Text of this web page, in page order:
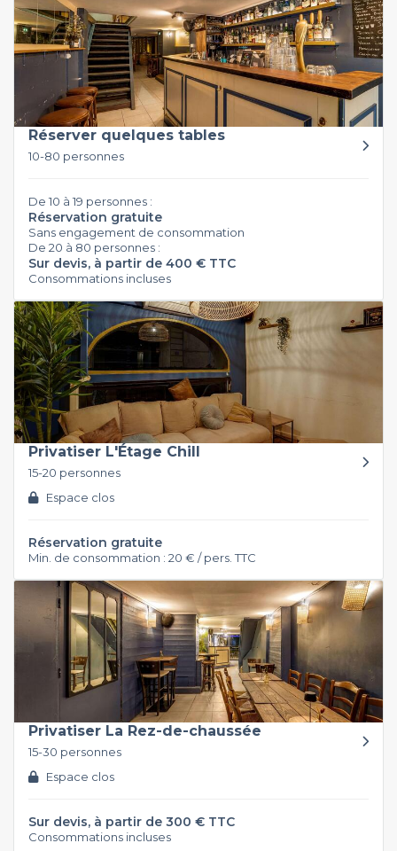
Réserver quelques tables
10-80 personnes
De 10 à 19 personnes :
Réservation gratuite
Sans engagement de consommation
De 20 à 80 personnes :
Sur devis, à partir de 400 € TTC
Consommations incluses
Privatiser L'Étage Chill
15-20 personnes
Espace clos
Réservation gratuite
Min. de consommation : 20 € / pers. TTC
Privatiser La Rez-de-chaussée
15-30 personnes
Espace clos
Sur devis, à partir de 300 € TTC
Consommations incluses